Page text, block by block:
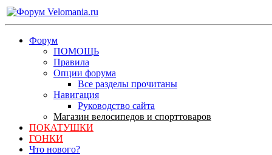
Форум
ПОМОЩЬ
Правила
Опции форума
Все разделы прочитаны
Навигация
Руководство сайта
Магазин велосипедов и спорттоваров
ПОКАТУШКИ
ГОНКИ
Что нового?